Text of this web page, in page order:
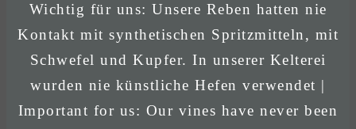
Wichtig für uns: Unsere Reben hatten nie
Kontakt mit synthetischen Spritzmitteln, mit
Schwefel und Kupfer. In unserer Kelterei
wurden nie künstliche Hefen verwendet |
Important for us: Our vines have never been